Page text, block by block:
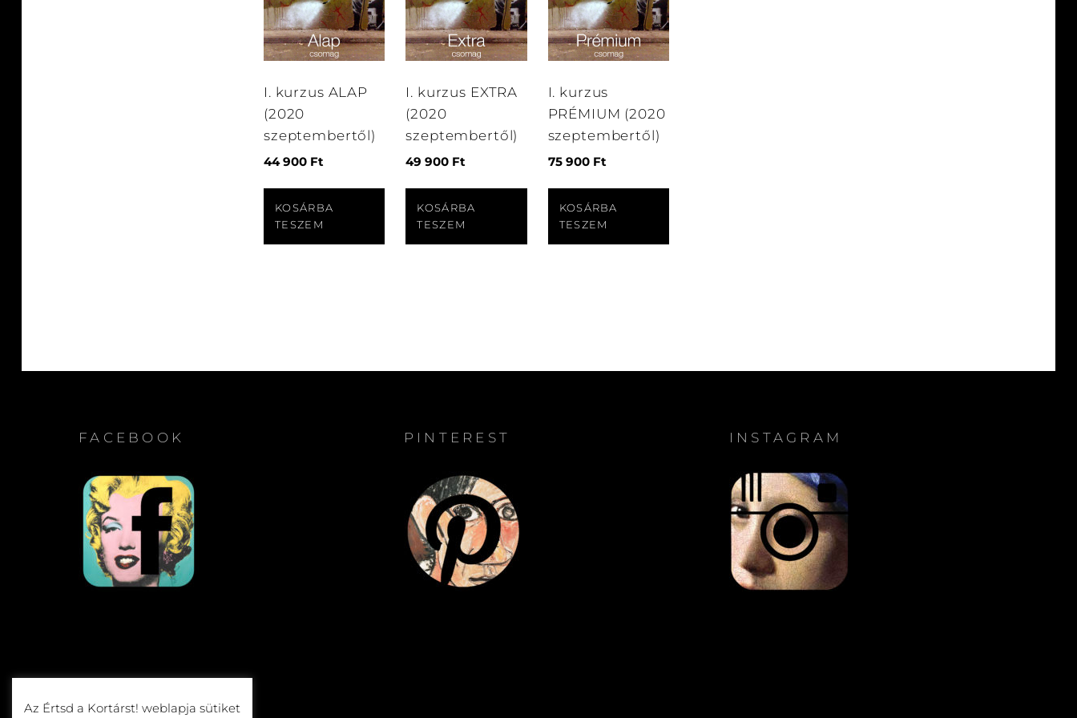
I. kurzus ALAP
(2020
szeptembertől)
44 900 Ft
KOSÁRBA
TESZEM
I. kurzus EXTRA
(2020
szeptembertől)
49 900 Ft
KOSÁRBA
TESZEM
I. kurzus
PRÉMIUM (2020
szeptembertől)
75 900 Ft
KOSÁRBA
TESZEM
FACEBOOK PINTEREST INSTAGRAM
Az Értsd a Kortárst! weblapja sütiket